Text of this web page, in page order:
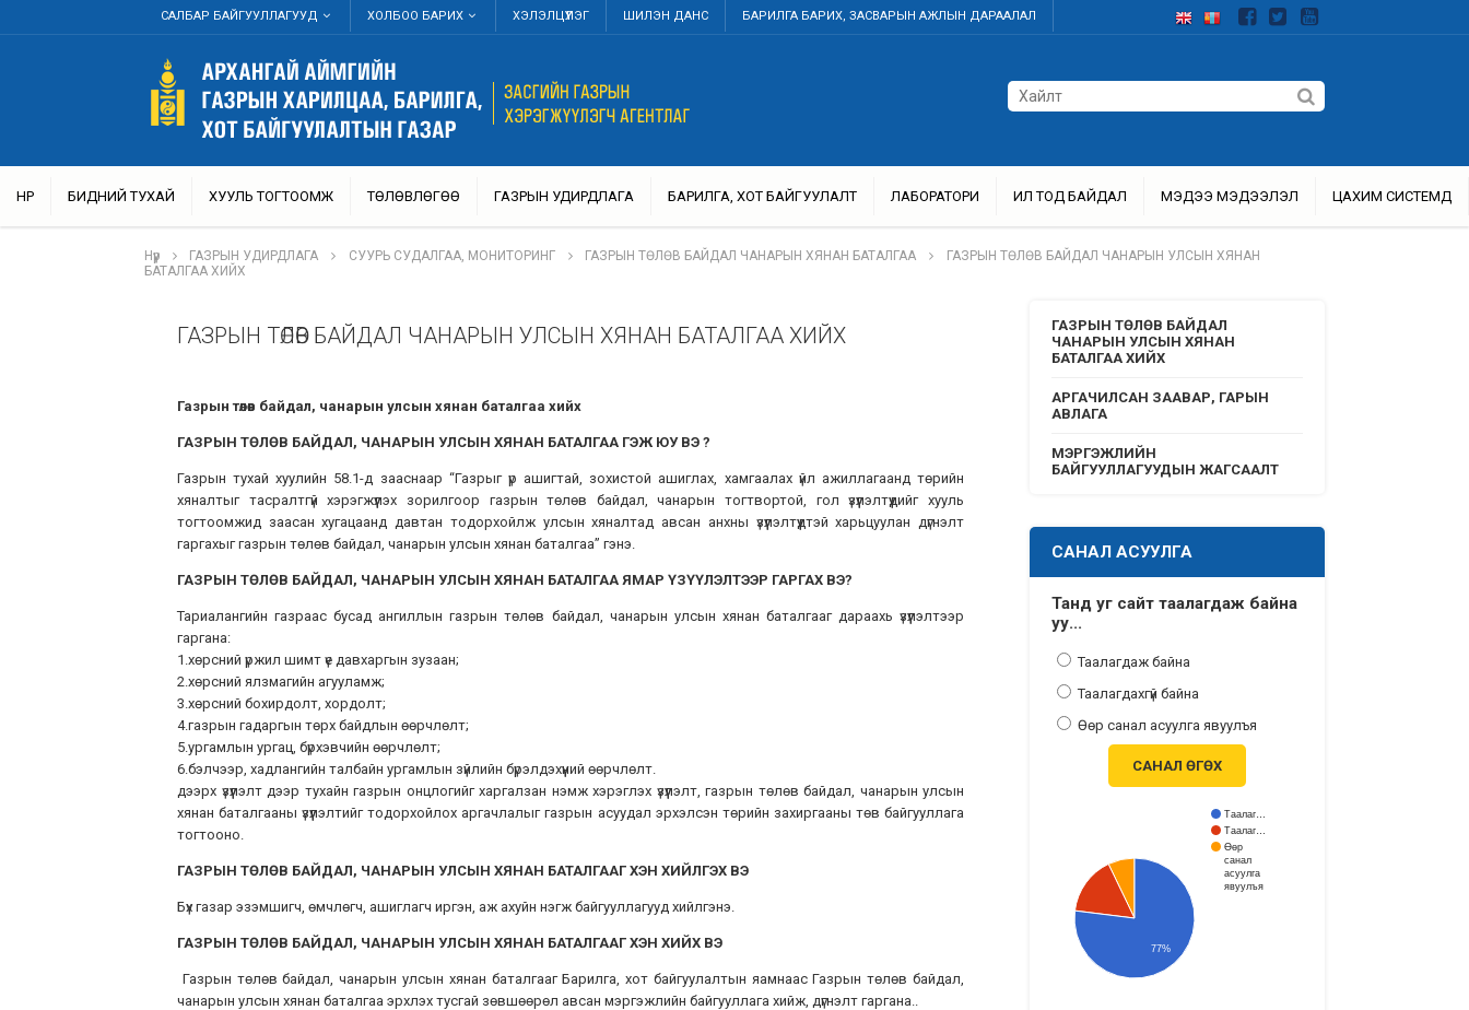
САЛБАР БАЙГУУЛЛАГУУД ХОЛБОО БАРИХ ХЭЛЭЛЦҮҮЛЭГ ШИЛЭН ДАНС БАРИЛГА БАРИХ, ЗАСВАРЫН АЖЛЫН ДАРААЛАЛ
НҮҮР БИДНИЙ ТУХАЙ ХУУЛЬ ТОГТООМЖ ТӨЛӨВЛӨГӨӨ ГАЗРЫН УДИРДЛАГА БАРИЛГА, ХОТ БАЙГУУЛАЛТ ЛАБОРАТОРИ ИЛ ТОД БАЙДАЛ МЭДЭЭ МЭДЭЭЛЭЛ ЦАХИМ СИСТЕМҮҮД
Нүүр ГАЗРЫН УДИРДЛАГА СУУРЬ СУДАЛГАА, МОНИТОРИНГ ГАЗРЫН ТӨЛӨВ БАЙДАЛ ЧАНАРЫН ХЯНАН БАТАЛГАА
ГАЗРЫН ТӨЛӨВ БАЙДАЛ ЧАНАРЫН УЛСЫН ХЯНАН
БАТАЛГАА ХИЙХ
ГАЗРЫН ТӨЛӨВ БАЙДАЛ ЧАНАРЫН УЛСЫН ХЯНАН БАТАЛГАА ХИЙХ
Газрын төлөв байдал, чанарын улсын хянан баталгаа хийх
ГАЗРЫН ТӨЛӨВ БАЙДАЛ, ЧАНАРЫН УЛСЫН ХЯНАН БАТАЛГАА ГЭЖ ЮУ ВЭ ?
Газрын тухай хуулийн 58.1-д зааснаар “Газрыг үр ашигтай, зохистой ашиглах, хамгаалах үйл ажиллагаанд төрийн
хяналтыг тасралтгүй хэрэгжүүлэх зорилгоор газрын төлөв байдал, чанарын тогтвортой, гол үзүүлэлтүүдийг хууль
тогтоомжид заасан хугацаанд давтан тодорхойлж улсын хяналтад авсан анхны үзүүлэлтүүдтэй харьцуулан дүгнэлт
гаргахыг газрын төлөв байдал, чанарын улсын хянан баталгаа” гэнэ.
ГАЗРЫН ТӨЛӨВ БАЙДАЛ, ЧАНАРЫН УЛСЫН ХЯНАН БАТАЛГАА ЯМАР ҮЗҮҮЛЭЛТЭЭР ГАРГАХ ВЭ?
Тариалангийн газраас бусад ангиллын газрын төлөв байдал, чанарын улсын хянан баталгааг дараахь үзүүлэлтээр
гаргана:
1.хөрсний үржил шимт үе давхаргын зузаан;
2.хөрсний ялзмагийн агууламж;
3.хөрсний бохирдолт, хордолт;
4.газрын гадаргын төрх байдлын өөрчлөлт;
5.ургамлын ургац, бүрхэвчийн өөрчлөлт;
6.бэлчээр, хадлангийн талбайн ургамлын зүйлийн бүрэлдэхүүний өөрчлөлт.
дээрх үзүүлэлт дээр тухайн газрын онцлогийг харгалзан нэмж хэрэглэх үзүүлэлт, газрын төлөв байдал, чанарын улсын
хянан баталгааны үзүүлэлтийг тодорхойлох аргачлалыг газрын асуудал эрхэлсэн төрийн захиргааны төв байгууллага
тогтооно.
ГАЗРЫН ТӨЛӨВ БАЙДАЛ, ЧАНАРЫН УЛСЫН ХЯНАН БАТАЛГААГ ХЭН ХИЙЛГЭХ ВЭ
Бүх газар эзэмшигч, өмчлөгч, ашиглагч иргэн, аж ахуйн нэгж байгууллагууд хийлгэнэ.
ГАЗРЫН ТӨЛӨВ БАЙДАЛ, ЧАНАРЫН УЛСЫН ХЯНАН БАТАЛГААГ ХЭН ХИЙХ ВЭ
Газрын төлөв байдал, чанарын улсын хянан баталгааг Барилга, хот байгуулалтын яамнаас Газрын төлөв байдал,
чанарын улсын хянан баталгаа эрхлэх тусгай зөвшөөрөл авсан мэргэжлийн байгууллага хийж, дүгнэлт гаргана..
ГАЗРЫН ТӨЛӨВ БАЙДАЛ
ЧАНАРЫН УЛСЫН ХЯНАН
БАТАЛГАА ХИЙХ
АРГАЧИЛСАН ЗААВАР, ГАРЫН
АВЛАГА
МЭРГЭЖЛИЙН
БАЙГУУЛЛАГУУДЫН ЖАГСААЛТ
САНАЛ АСУУЛГА
Танд уг сайт таалагдаж байна
уу...
Таалагдаж байна
Таалагдахгүй байна
Өөр санал асуулга явуулъя
САНАЛ ӨГӨХ
Таалаг…
Таалаг…
Өөр
санал
асуулга
явуулъя
77%